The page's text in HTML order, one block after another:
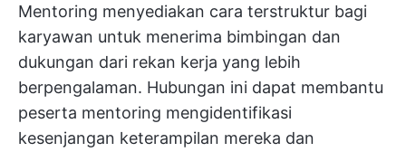
Mentoring menyediakan cara terstruktur bagi
karyawan untuk menerima bimbingan dan
dukungan dari rekan kerja yang lebih
berpengalaman. Hubungan ini dapat membantu
peserta mentoring mengidentifikasi
kesenjangan keterampilan mereka dan